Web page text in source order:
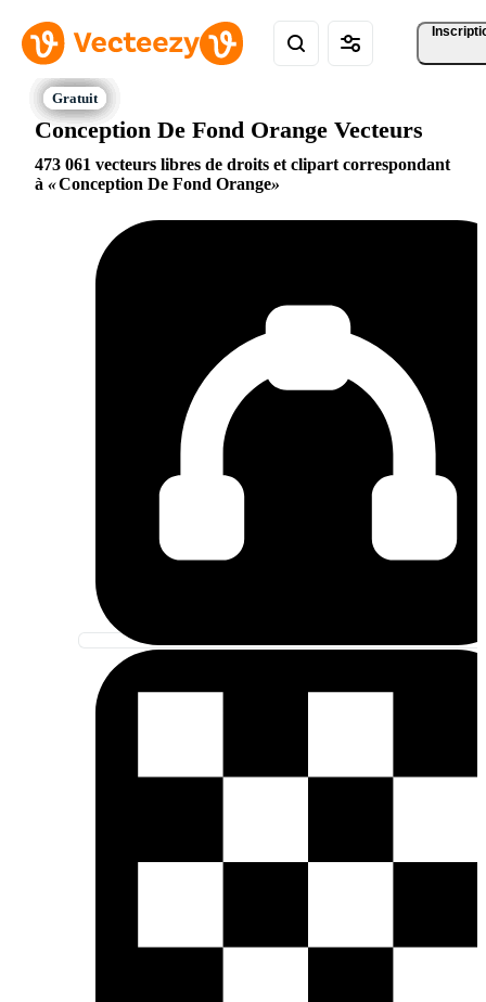
Conception De Fond Orange Vecteurs
473 061 vecteurs libres de droits et clipart correspondant
à
Conception De Fond Orange